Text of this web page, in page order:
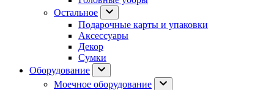
Остальное
Подарочные карты и упаковки
Аксессуары
Декор
Сумки
Оборудование
Моечное оборудование